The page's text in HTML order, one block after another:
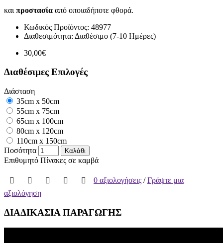
και προστασία από οποιαδήποτε φθορά.
Κωδικός Προϊόντος: 48977
Διαθεσιμότητα: Διαθέσιμο (7-10 Ημέρες)
30,00€
Διαθέσιμες Επιλογές
Διάσταση
35cm x 50cm
55cm x 75cm
65cm x 100cm
80cm x 120cm
110cm x 150cm
Ποσότητα
Καλάθι
Επιθυμητό Πίνακες σε καμβά
0 αξιολογήσεις /Γράψτε μια
αξιολόγηση
ΔΙΑΔΙΚΑΣΙΑ ΠΑΡΑΓΩΓΗΣ